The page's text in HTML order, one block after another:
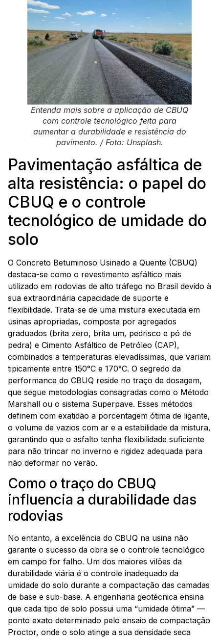
Entenda mais sobre a aplicação de CBUQ
com controle tecnológico feita para
aumentar a durabilidade e resistência do
pavimento. / Foto: Unsplash.
Pavimentação asfáltica de
alta resistência: o papel do
CBUQ e o controle
tecnológico de umidade do
solo
O Concreto Betuminoso Usinado a Quente (CBUQ)
destaca-se como o revestimento asfáltico mais
utilizado em rodovias de alto tráfego no Brasil devido à
sua extraordinária capacidade de suporte e
flexibilidade. Trata-se de uma mistura executada em
usinas apropriadas, composta por agregados
graduados (brita zero, brita um, pedrisco e pó de
pedra) e Cimento Asfáltico de Petróleo (CAP),
combinados a temperaturas elevadíssimas, que variam
tipicamente entre 150°C e 170°C. O segredo da
performance do CBUQ reside no traço de dosagem,
que segue metodologias consagradas como o Método
Marshall ou o sistema Superpave. Esses métodos
definem com exatidão a porcentagem ótima de ligante,
o volume de vazios com ar e a estabilidade da mistura,
garantindo que o asfalto tenha flexibilidade suficiente
para não trincar no inverno e rigidez adequada para
não deformar no verão.
Como o traço do CBUQ
influencia a durabilidade das
rodovias
No entanto, a excelência do CBUQ na usina não
garante o sucesso da obra se o controle tecnológico
em campo for falho. Um dos maiores vilões da
durabilidade viária é o controle inadequado da
umidade do solo durante a compactação das camadas
de base e sub-base. A engenharia geotécnica ensina
que cada tipo de solo possui uma “umidade ótima” —
ponto exato determinado pelo ensaio de compactação
Proctor, onde o solo atinge a sua densidade seca